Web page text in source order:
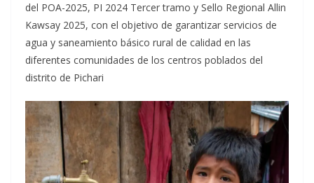
del POA-2025, PI 2024 Tercer tramo y Sello Regional Allin
Kawsay 2025, con el objetivo de garantizar servicios de
agua y saneamiento básico rural de calidad en las
diferentes comunidades de los centros poblados del
distrito de Pichari